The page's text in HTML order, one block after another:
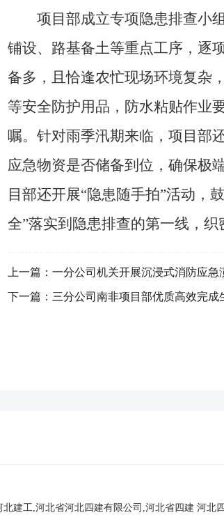
项目部成立专项隐患排查小组
铺设、路基备土等重点工序，逐
备多，且恰逢农忙现场环境复杂
等安全防护用品，防水粘贴作业
嘱。针对雨季汛期来临，项目部
应急物资是否储备到位，确保极
目部还开展“隐患随手拍”活动，
全”落实到隐患排查的第一线，织
上一篇： 一分公司机关开展沉浸式消防应急
下一篇： 三分公司南非项目部优质高效完成
北建工,河北省河北四建有限公司,河北省四建 河北